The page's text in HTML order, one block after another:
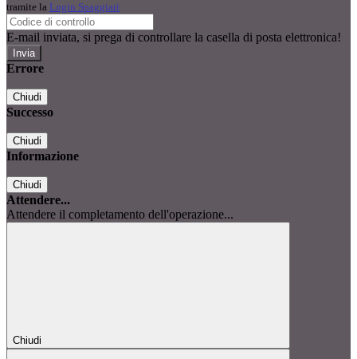
tramite la Login Spaggiari
E-mail inviata, si prega di controllare la casella di posta elettronica!
Errore
Chiudi
Successo
Chiudi
Informazione
Chiudi
Attendere...
Attendere il completamento dell'operazione...
Chiudi